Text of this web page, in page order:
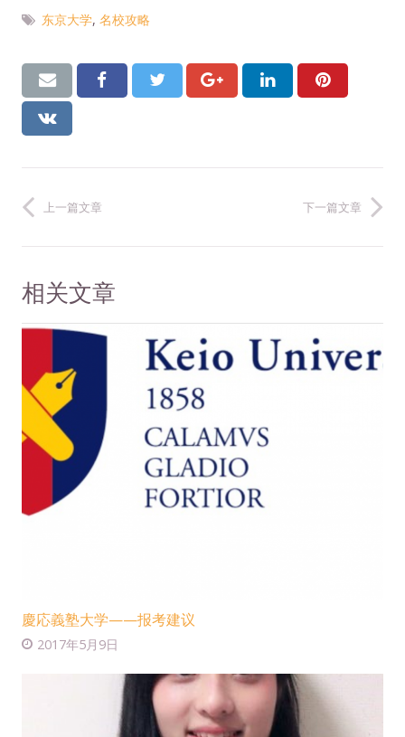
东京大学,名校攻略
上一篇文章 下一篇文章
相关文章
慶応義塾大学——报考建议
2017年5月9日